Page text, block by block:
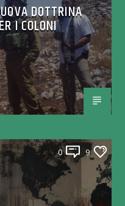
DOTTRINA
I COLONI
0 9